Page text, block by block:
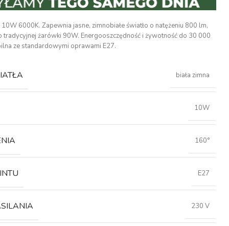
6000K. Zapewnia jasne, zimnobiałe światło o natężeniu 800 lm,
żarówki 90W. Energooszczędność i żywotność do 30 000
ze standardowymi oprawami E27.
biała zimna
10W
160°
E27
230 V